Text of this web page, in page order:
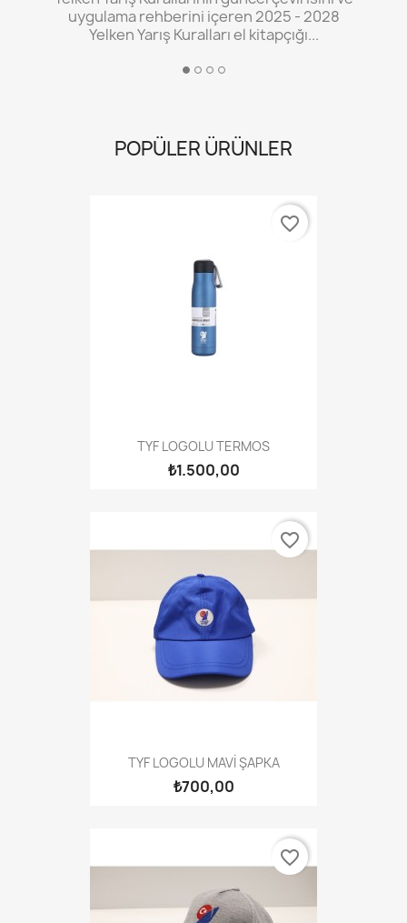
POPÜLER ÜRÜNLER
TYF LOGOLU TERMOS
₺1.500,00
favorite_border
TYF LOGOLU MAVİ ŞAPKA
₺700,00
favorite_border
favorite_border